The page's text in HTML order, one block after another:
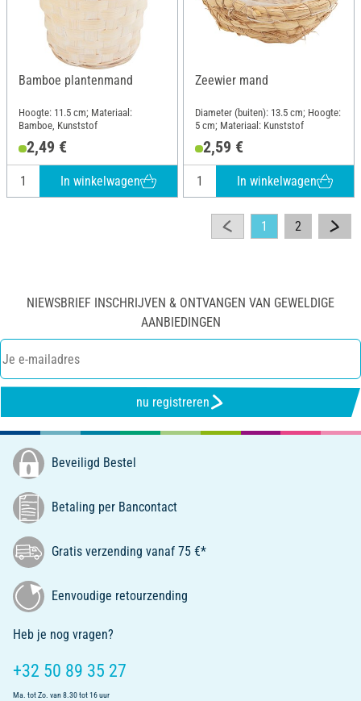
Bamboe plantenmand
Hoogte: 11.5 cm; Materiaal:
Bamboe, Kunststof
2,49 €
In winkelwagen
Zeewier mand
Diameter (buiten): 13.5 cm; Hoogte:
5 cm; Materiaal: Kunststof
2,59 €
In winkelwagen
1 2
NIEWSBRIEF INSCHRIJVEN & ONTVANGEN VAN GEWELDIGE
AANBIEDINGEN
nu registreren
Beveiligd Bestel
Betaling per Bancontact
Gratis verzending vanaf 75 €*
Eenvoudige retourzending
Heb je nog vragen?
+32 50 89 35 27
Ma. tot Zo. van 8.30 tot 16 uur